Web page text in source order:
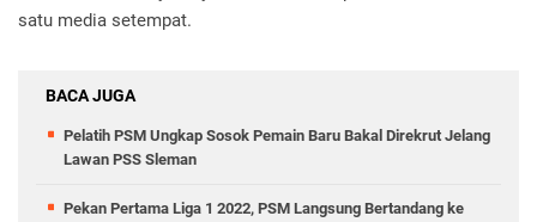
satu media setempat.
BACA JUGA
Pelatih PSM Ungkap Sosok Pemain Baru Bakal Direkrut Jelang
Lawan PSS Sleman
Pekan Pertama Liga 1 2022, PSM Langsung Bertandang ke